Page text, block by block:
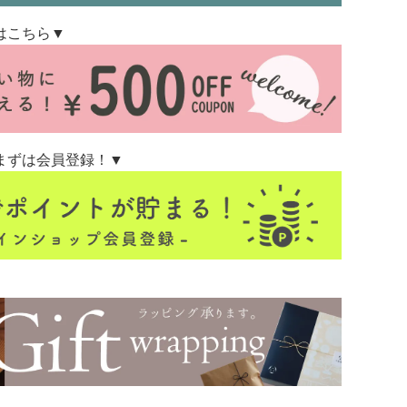
こちら▼
ずは会員登録！▼